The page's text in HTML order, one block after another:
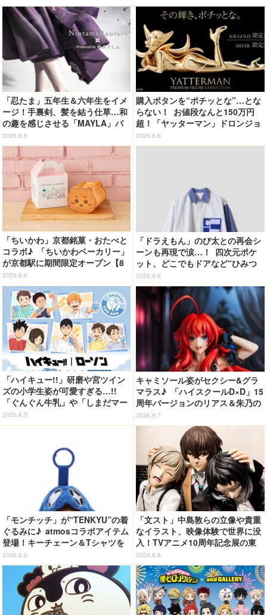
「忍たま」五年生＆六年生をイメ
ージ！手裏剣、髪を結う仕草…和
の趣を感じさせる「MAYLA」パ
ンプス
2026.8.8
購入ボタンを“ポチッとな”…とな
らない！ お値段なんと150万円
超！「ヤッターマン」ドロンジョ
様が黄金の輝きをまといミニフィ
ギュア化 ヤッターワン&おだてブ
2026.8.6
「ちいかわ」京都銘菓・おたべと
コラボ♪ 「ちいかわベーカリー」
が京都駅に期間限定オープン【8
月13日～】
2026.8.6
「ドラえもん」のび太との再会シ
ーンも再現で涙…！ 四次元ポケ
ット、どこでもドアなど“ひみつ
道具”も登場 「グラニフ」コラボ
全20アイテム
2026.8.8
「ハイキュー!!」研磨や宮ツイン
ズの小学生姿が可愛すぎる…!!
「ぐんぐん牛乳」や「しまだマー
ト」デザインのグッズも!? ロー
ソン限定グッズが登場！
2026.8.5
キャミソール姿がセクシー&グラ
マラス♪ 「ハイスクールD×D」15
周年バージョンのリアス＆朱乃の
フィギュアがリニューアルパッケ
ージで登場！
2026.8.7
「モンチッチ」が“TENKYU”の着
ぐるみに♪ atmosコラボアイテム
登場！キーチェーン＆Tシャツを
展開
2026.8.6
「文スト」中島敦らの立像や貴重
なイラスト、映像体験で世界に没
入！TVアニメ10周年記念展の東
京会場フォトレポートが到着
2026.8.8